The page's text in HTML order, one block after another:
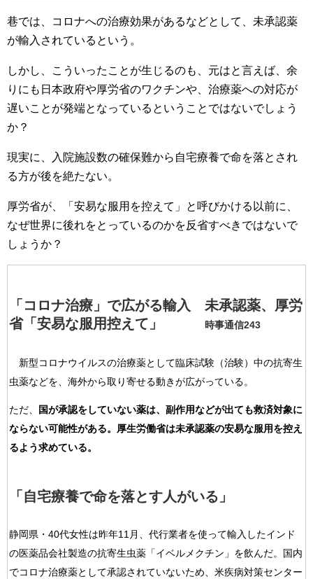
巷では、コロナへの治療効果があるなどとして、未承認薬
が輸入されているという。
しかし、こういったことが生じるのも、元はと言えば、余
りにも日本政府や厚労省のワクチンや、治療薬への対応が
遅いことが発端となっているということではないでしょう
か？
現実に、入院施設数の確保難から自宅療養で命を落とされ
る方が後を絶たない。
厚労省が、「安易な服用を控えて」と呼びかける以前に、
なぜ世界に後れをとっているのかを反省すべきではないで
しょうか？
「コロナ治療」で広がる輸入 未承認薬、厚労
省「安易な服用控えて」
時事通信243
新型コロナウイルスの治療薬として臨床試験（治験）中の抗寄生
虫薬などを、海外から取り寄せる動きが広がっている。
ただ、
国が承認をしていない薬は、副作用などが出ても救済対象に
ならない可能性がある。厚生労働省は未承認薬の安易な服用を控え
るよう求めている。
「自宅療養で命を落とす人がいる」
静岡県・40代女性は昨年11月、代行業者を使って輸入したインド
の医薬品会社製造の抗寄生虫薬「イベルメクチン」を飲んだ。国内
でコロナ治療薬として承認されていないため、米疾病対策センター